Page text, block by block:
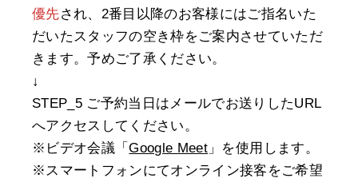
優先され、2番目以降のお客様にはご指名いた
だいたスタッフの空き枠をご案内させていただ
きます。予めご了承ください。
↓
STEP_5 ご予約当日はメールでお送りしたURL
へアクセスしてください。
※ビデオ会議「Google Meet 」を使用します。
※スマートフォンにてオンライン接客をご希望